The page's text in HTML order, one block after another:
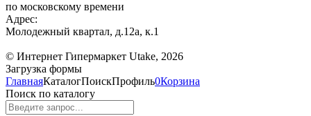
по московскому времени
Адрес:
Молодежный квартал, д.12а, к.1
© Интернет Гипермаркет Utake, 2026
Загрузка формы
ГлавнаяКаталогПоискПрофиль0Корзина
Поиск по каталогу